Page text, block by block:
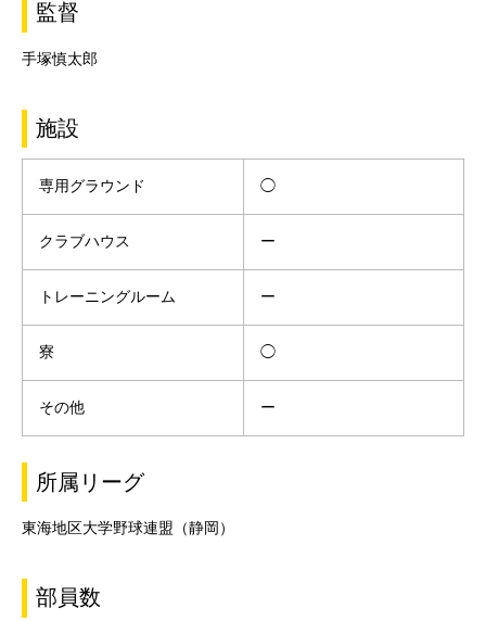
監督
手塚慎太郎
施設
専用グラウンド ◯
クラブハウス ー
トレーニングルーム ー
寮 ◯
その他 ー
所属リーグ
東海地区大学野球連盟（静岡）
部員数